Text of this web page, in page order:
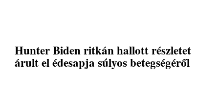
Hunter Biden ritkán hallott részletet
árult el édesapja súlyos betegségéről